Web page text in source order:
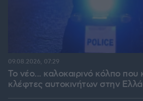
Το νέο... καλοκαιρινό κόλπο που
κλέφτες αυτοκινήτων στην
09.08.2026, 07:29